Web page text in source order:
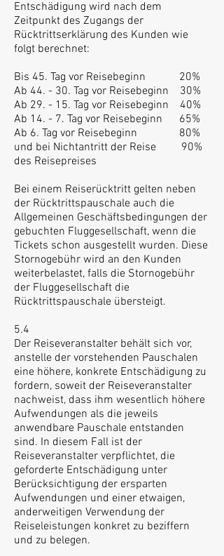
Entschädigung wird nach dem
Zeitpunkt des Zugangs der
Rücktrittserklärung des Kunden wie
folgt berechnet:
Bis 45. Tag vor Reisebeginn 20%
Ab 44. - 30. Tag vor Reisebeginn 30%
Ab 29. - 15. Tag vor Reisebeginn 40%
Ab 14. - 7. Tag vor Reisebeginn 65%
Ab 6. Tag vor Reisebeginn 80%
und bei Nichtantritt der Reise 90%
des Reisepreises
Bei einem Reiserücktritt gelten neben
der Rücktrittspauschale auch die
Allgemeinen Geschäftsbedingungen der
gebuchten Fluggesellschaft, wenn die
Tickets schon ausgestellt wurden. Diese
Stornogebühr wird an den Kunden
weiterbelastet, falls die Stornogebühr
der Fluggesellschaft die
Rücktrittspauschale übersteigt.
5.4
Der Reiseveranstalter behält sich vor,
anstelle der vorstehenden Pauschalen
eine höhere, konkrete Entschädigung zu
fordern, soweit der Reiseveranstalter
nachweist, dass ihm wesentlich höhere
Aufwendungen als die jeweils
anwendbare Pauschale entstanden
sind. In diesem Fall ist der
Reiseveranstalter verpflichtet, die
geforderte Entschädigung unter
Berücksichtigung der ersparten
Aufwendungen und einer etwaigen,
anderweitigen Verwendung der
Reiseleistungen konkret zu beziffern
und zu belegen.